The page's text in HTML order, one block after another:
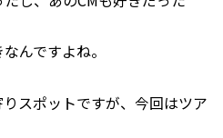
んですよね。
スポットですが、今回はツア